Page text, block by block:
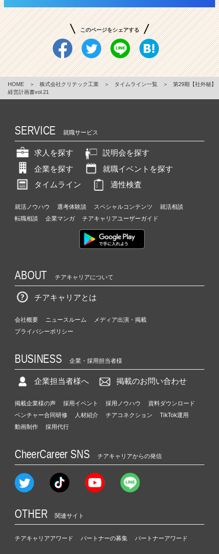
このページをシェアする
HOME ＞ 株式会社クリテック工業 ＞ タイムライン一覧 ＞
第29期【社外秘】
経営計画書vol.21
SERVICE 就職サービス
求人を探す
説明会を探す
企業を探す
就職イベントを探す
タイムライン
適性検査
就活ノウハウ 選考体験談 スペシャルコンテンツ
就活相談
転職相談
企業マンガ チアキャリアユーザーガイド
ABOUT チアキャリアについて
チアキャリアとは
会社概要 ニュースルーム
メディア出演・掲載
プライバシーポリシー
BUSINESS 企業・採用担当者様
企業担当者様へ 掲載のお問い合わせ
掲載企業様の声 採用イベント 採用ノウハウ
資料ダウンロード
ベンチャー合同研修
人材紹介 チアコネクション
TikTok運用
動画制作
採用代行
CheerCareer SNS チアキャリアからの発信
OTHER 関連サイト
チアキャリアアワード パートナーの募集 パートナーアワード